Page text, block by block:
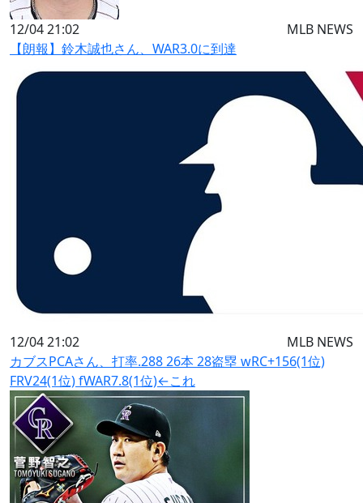
12/04 21:02
MLB NEWS
【朗報】鈴木誠也さん、WAR3.0に到達
12/04 21:02
MLB NEWS
カブスPCAさん、打率.288 26本 28盗塁 wRC+156(1位)
FRV24(1位) fWAR7.8(1位)←これ